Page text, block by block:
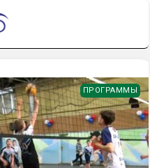
ПРОГРАММЫ